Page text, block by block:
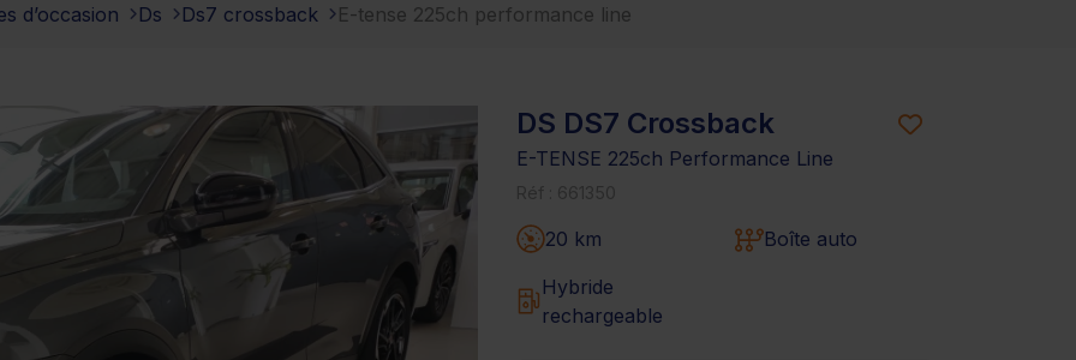
d’occasion Ds Ds7 crossback E-tense 225ch performance line
DS DS7 Crossback
E-TENSE 225ch Performance Line
20 km
Boîte auto
Hybride
rechargeable